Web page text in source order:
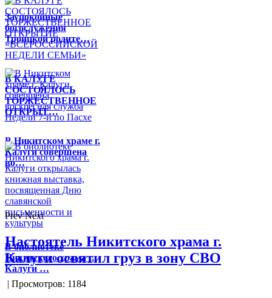
Заупокойные
богослужения
Троицкой родите…
В КАЛУГЕ
СОСТОЯЛОСЬ
ТОРЖЕСТВЕННОЕ
ОТКРЫТ…
В Никитском храме г.
Калуги совершена
во…
В библиотеке
Никитского храма г.
Калуги …
Prev Next
Настоятель Никитского храма г.
Калуги освятил груз в зону СВО
| Просмотров: 1184